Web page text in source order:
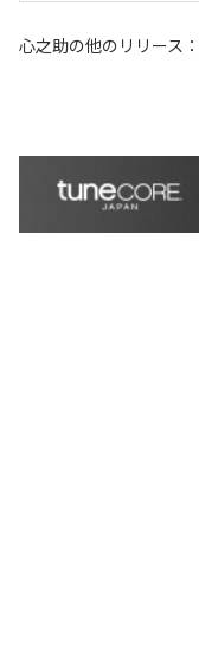
心之助の他のリリース：